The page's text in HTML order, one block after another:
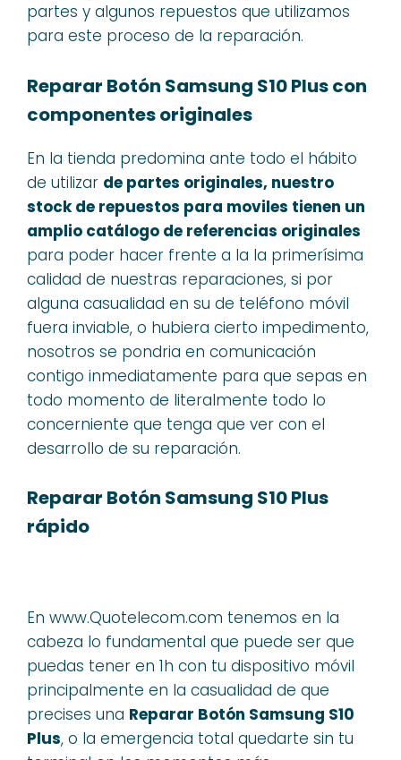
partes y algunos repuestos que utilizamos
para este proceso de la reparación.
Reparar Botón Samsung S10 Plus con
componentes originales
En la tienda predomina ante todo el hábito
de utilizar de partes originales, nuestro
stock de repuestos para moviles tienen un
amplio catálogo de referencias originales
para poder hacer frente a la la primerísima
calidad de nuestras reparaciones, si por
alguna casualidad en su de teléfono móvil
fuera inviable, o hubiera cierto impedimento,
nosotros se pondria en comunicación
contigo inmediatamente para que sepas en
todo momento de literalmente todo lo
concerniente que tenga que ver con el
desarrollo de su reparación.
Reparar Botón Samsung S10 Plus
rápido
En www.Quotelecom.com tenemos en la
cabeza lo fundamental que puede ser que
puedas tener en 1h con tu dispositivo móvil
principalmente en la casualidad de que
precises una Reparar Botón Samsung S10
Plus, o la emergencia total quedarte sin tu